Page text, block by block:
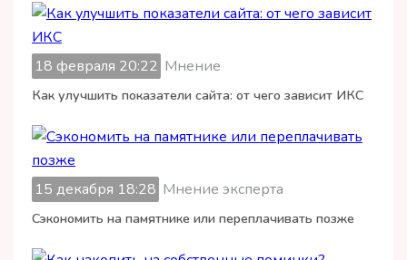
18 февраля 20:22 Мнение
Как улучшить показатели сайта: от чего зависит ИКС
15 декабря 18:28 Мнение эксперта
Сэкономить на памятнике или переплачивать позже